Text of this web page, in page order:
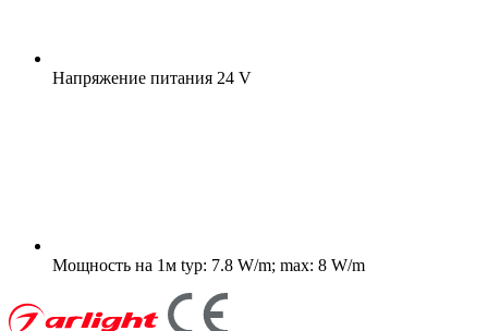
Напряжение питания 24 V
Мощность на 1м typ: 7.8 W/m; max: 8 W/m